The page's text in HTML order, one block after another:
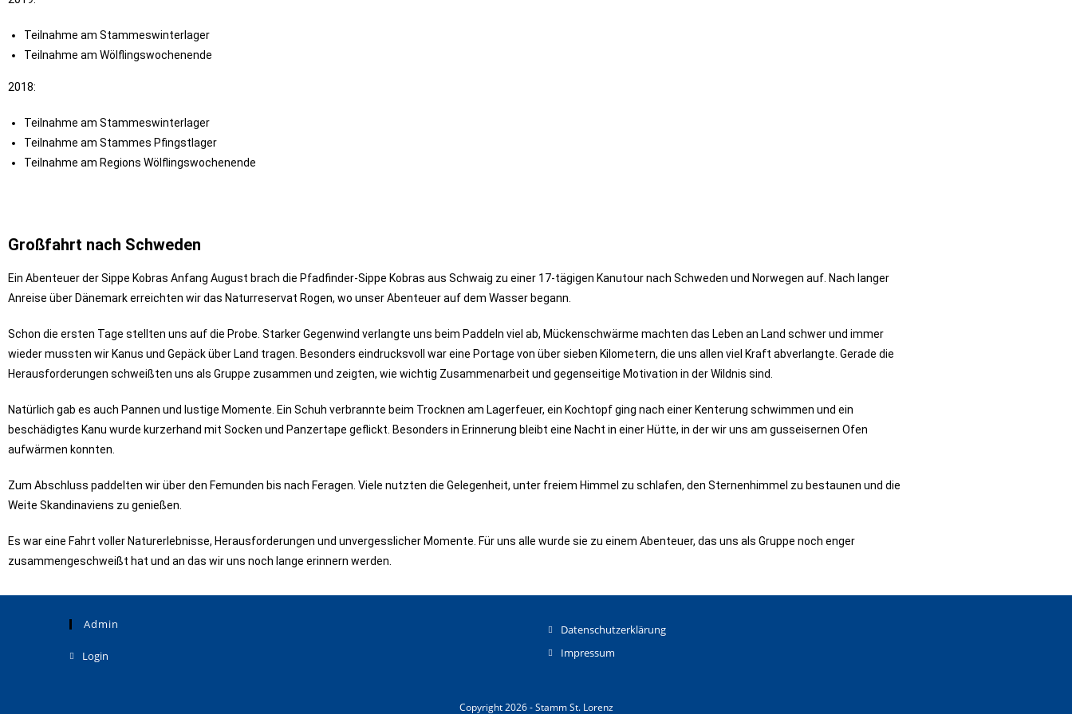
Teilnahme am Stammeswinterlager
Teilnahme am Wölflingswochenende
2018:
Teilnahme am Stammeswinterlager
Teilnahme am Stammes Pfingstlager
Teilnahme am Regions Wölflingswochenende
Großfahrt nach Schweden
Ein Abenteuer der Sippe Kobras Anfang August brach die Pfadfinder-Sippe Kobras aus Schwaig zu einer 17-tägigen Kanutour nach Schweden und Norwegen auf. Nach langer
Anreise über Dänemark erreichten wir das Naturreservat Rogen, wo unser Abenteuer auf dem Wasser begann.
Schon die ersten Tage stellten uns auf die Probe. Starker Gegenwind verlangte uns beim Paddeln viel ab, Mückenschwärme machten das Leben an Land schwer und immer
wieder mussten wir Kanus und Gepäck über Land tragen. Besonders eindrucksvoll war eine Portage von über sieben Kilometern, die uns allen viel Kraft abverlangte. Gerade die
Herausforderungen schweißten uns als Gruppe zusammen und zeigten, wie wichtig Zusammenarbeit und gegenseitige Motivation in der Wildnis sind.
Natürlich gab es auch Pannen und lustige Momente. Ein Schuh verbrannte beim Trocknen am Lagerfeuer, ein Kochtopf ging nach einer Kenterung schwimmen und ein
beschädigtes Kanu wurde kurzerhand mit Socken und Panzertape geflickt. Besonders in Erinnerung bleibt eine Nacht in einer Hütte, in der wir uns am gusseisernen Ofen
aufwärmen konnten.
Zum Abschluss paddelten wir über den Femunden bis nach Feragen. Viele nutzten die Gelegenheit, unter freiem Himmel zu schlafen, den Sternenhimmel zu bestaunen und die
Weite Skandinaviens zu genießen.
Es war eine Fahrt voller Naturerlebnisse, Herausforderungen und unvergesslicher Momente. Für uns alle wurde sie zu einem Abenteuer, das uns als Gruppe noch enger
zusammengeschweißt hat und an das wir uns noch lange erinnern werden.
Admin
Login
Datenschutzerklärung
Impressum
Copyright 2026 - Stamm St. Lorenz